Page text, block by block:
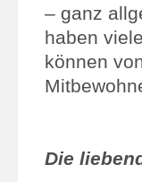
– ganz
haben
können
Die